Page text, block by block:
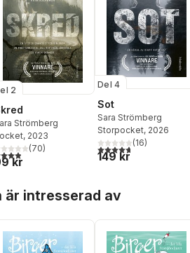
2
Strömberg
, 2023
utav 5 stjärnor. Totalt antal röster:
(70)
kr
Del 4
Sot
Sara Strömberg
Storpocket, 2026
4,7utav 5 stjärnor.
(16)
149 kr
är intresserad av